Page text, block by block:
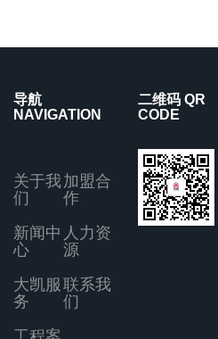
导航
NAVIGATION
关于我
们
加盟合
作
新闻中
心
人力资
源
大凯服
务
联系我
们
二维码 QR
CODE